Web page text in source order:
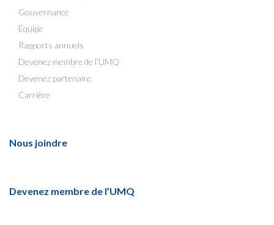
Gouvernance
Équipe
Rapports annuels
Devenez membre de l’UMQ
Devenez partenaire
Carrière
Nous joindre
Devenez membre de l’UMQ